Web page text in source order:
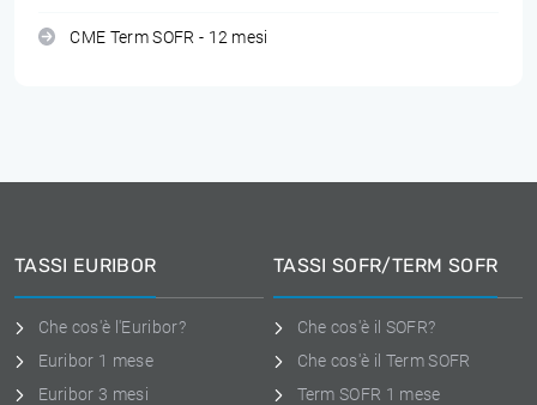
CME Term SOFR - 12 mesi
TASSI EURIBOR
Che cos'è l'Euribor?
Euribor 1 mese
Euribor 3 mesi
TASSI SOFR/TERM SOFR
Che cos'è il SOFR?
Che cos'è il Term SOFR
Term SOFR 1 mese